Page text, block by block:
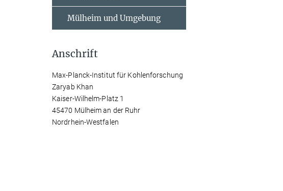
Mülheim und Umgebung
Anschrift
Max-Planck-Institut für Kohlenforschung
Zaryab Khan
Kaiser-Wilhelm-Platz 1
45470 Mülheim an der Ruhr
Nordrhein-Westfalen